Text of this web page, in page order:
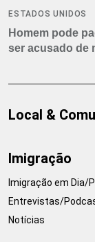
ESTADOS UNIDOS
Homem pode
ser acusado de
Local &
Imigração
Imigração em Dia/
Entrevistas/
Notícias